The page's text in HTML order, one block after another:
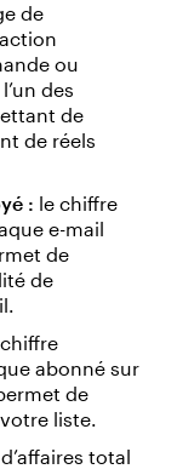
de
ou
des
de
de réels
: le chiffre
e-mail
de
de
abonné sur
de
liste.
total